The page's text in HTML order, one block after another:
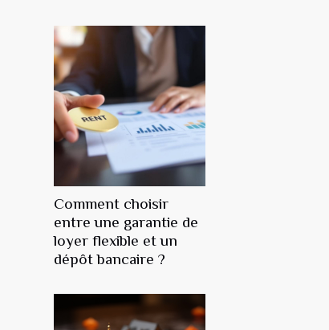
Comment choisir
entre une garantie de
loyer flexible et un
dépôt bancaire ?